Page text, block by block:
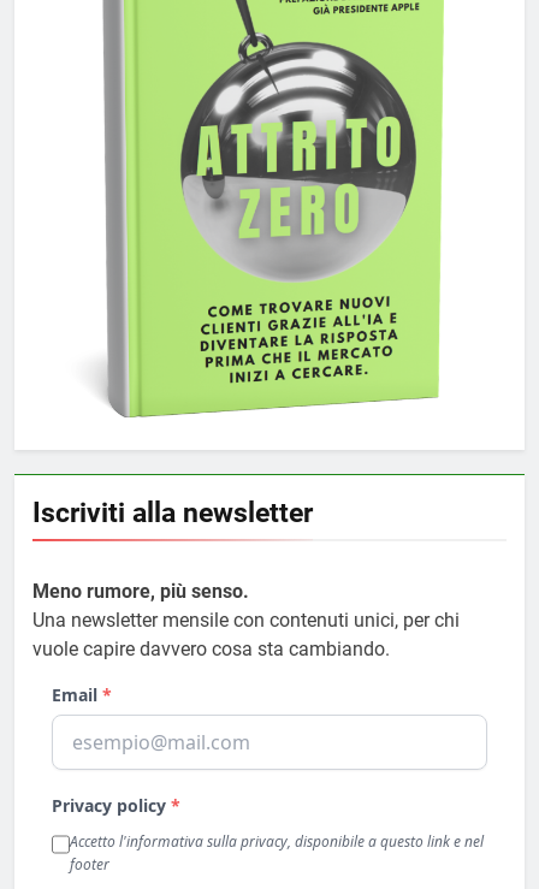
Iscriviti alla newsletter
Meno rumore, più senso.
Una newsletter mensile con contenuti unici, per chi
vuole capire davvero cosa sta cambiando.